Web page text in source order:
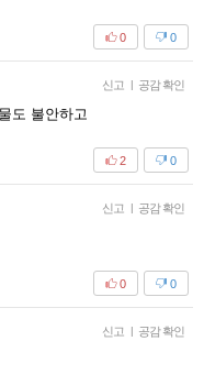
0
0
신고 | 공감 확인
도 불안하고
0
2
신고 | 공감 확인
0
0
신고 | 공감 확인